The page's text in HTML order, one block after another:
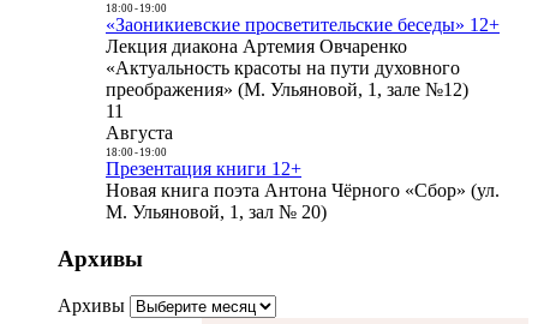
18:00- 19:00
«Заоникиевские просветительские беседы» 12+
Лекция диакона Артемия Овчаренко
«Актуальность красоты на пути духовного
преображения» (М. Ульяновой, 1, зале №12)
11
Августа
18:00- 19:00
Презентация книги 12+
Новая книга поэта Антона Чёрного «Сбор» (ул.
М. Ульяновой, 1, зал № 20)
Архивы
Архивы